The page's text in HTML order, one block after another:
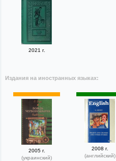
2021 г.
Издания на иностранных языках:
2005 г.
(украинский)
2008 г.
(английский)